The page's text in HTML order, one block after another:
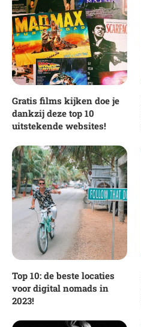
Gratis films kijken doe je
dankzij deze top 10
uitstekende websites!
Top 10: de beste locaties
voor digital nomads in
2023!